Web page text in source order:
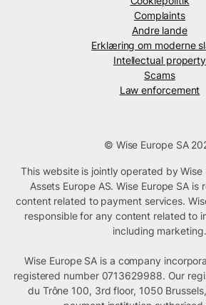
Complaints
Andre lande
Erklæring om moderne
Intellectual property
Scams
Law enforcement
© Wise Europe SA
This website is jointly operated by Wise
Assets Europe AS. Wise Europe SA is
content related to payment services.
responsible for any content related to
including marketing.
Wise Europe SA is a company
registered number 0713629988. Our
du Trône 100, 3rd floor, 1050